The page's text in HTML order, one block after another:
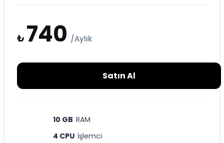
₺ 740 /Aylık
Satın Al
10 GB RAM
4 CPU İşlemci